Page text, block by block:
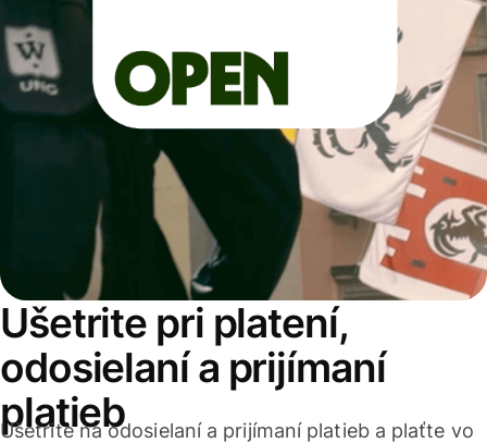
Ušetrite pri platení,
odosielaní a prijímaní
platieb
Ušetrite na odosielaní a prijímaní platieb a plaťte vo